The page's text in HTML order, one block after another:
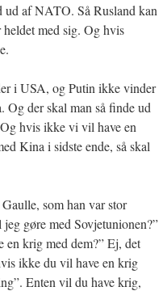
ud af NATO. Så Rusland kan
med sig. Og hvis
i USA, og Putin ikke vinder
Og der skal man så finde ud
hvis ikke vi vil have en
Kina i sidste ende, så skal
som han var stor
gøre med Sovjetunionen?”
en krig med dem?” Ej, det
ikke du vil have en krig
Enten vil du have krig,